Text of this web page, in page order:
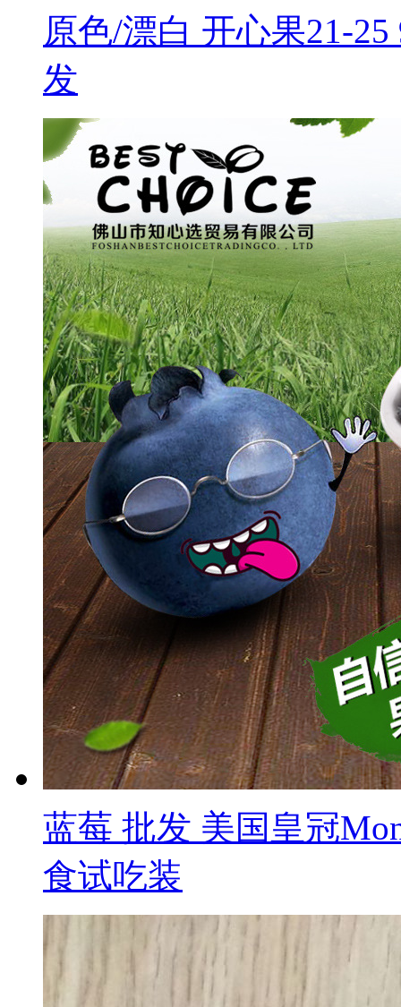
原色/漂白 开心果21-
发
蓝莓 批发 美国皇冠
食试吃装